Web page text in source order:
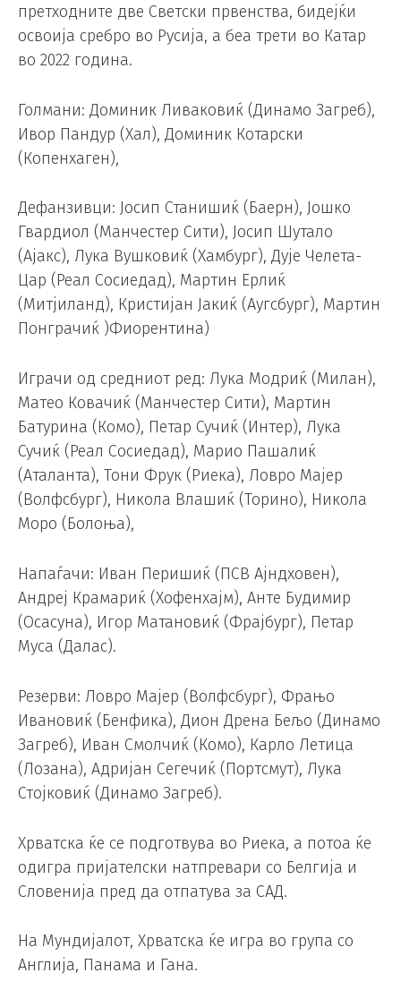
претходните две Светски првенства, бидејќи
освоија сребро во Русија, а беа трети во Катар
во 2022 година.
Голмани: Доминик Ливаковиќ (Динамо Загреб),
Ивор Пандур (Хал), Доминик Котарски
(Копенхаген),
Дефанзивци: Јосип Станишиќ (Баерн), Јошко
Гвардиол (Манчестер Сити), Јосип Шутало
(Ајакс), Лука Вушковиќ (Хамбург), Дује Челета-
Цар (Реал Сосиедад), Мартин Ерлиќ
(Митјиланд), Кристијан Јакиќ (Аугсбург), Мартин
Понграчиќ )Фиорентина)
Играчи од средниот ред: Лука Модриќ (Милан),
Матео Ковачиќ (Манчестер Сити), Мартин
Батурина (Комо), Петар Сучиќ (Интер), Лука
Сучиќ (Реал Сосиедад), Марио Пашалиќ
(Аталанта), Тони Фрук (Риека), Ловро Мајер
(Волфсбург), Никола Влашиќ (Торино), Никола
Моро (Болоња),
Напаѓачи: Иван Перишиќ (ПСВ Ајндховен),
Андреј Крамариќ (Хофенхајм), Анте Будимир
(Осасуна), Игор Матановиќ (Фрајбург), Петар
Муса (Далас).
Резерви: Ловро Мајер (Волфсбург), Фрањо
Ивановиќ (Бенфика), Дион Дрена Бељо (Динамо
Загреб), Иван Смолчиќ (Комо), Карло Летица
(Лозана), Адријан Сегечиќ (Портсмут), Лука
Стојковиќ (Динамо Загреб).
Хрватска ќе се подготвува во Риека, а потоа ќе
одигра пријателски натпревари со Белгија и
Словенија пред да отпатува за САД.
На Мундијалот, Хрватска ќе игра во група со
Англија, Панама и Гана.